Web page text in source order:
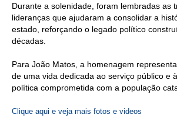
Durante a solenidade, foram lembradas as
lideranças que ajudaram a consolidar a
estado, reforçando o legado político
décadas.
Para João Matos, a homenagem
de uma vida dedicada ao serviço público e
política comprometida com a população
Clique aqui e veja mais fotos e videos